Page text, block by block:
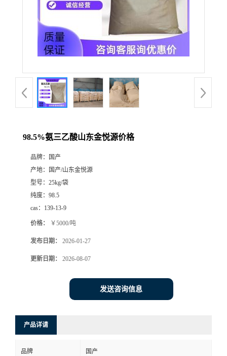
98.5%氨三乙酸山东金悦源价格
品牌：
国产
产地：
国产/山东金悦源
型号： 25kg/袋
纯度： 98.5
cas： 139-13-9
价格： ￥5000/吨
发布日期： 2026-01-27
更新日期： 2026-08-07
发送咨询信息
产品详请
品牌 国产